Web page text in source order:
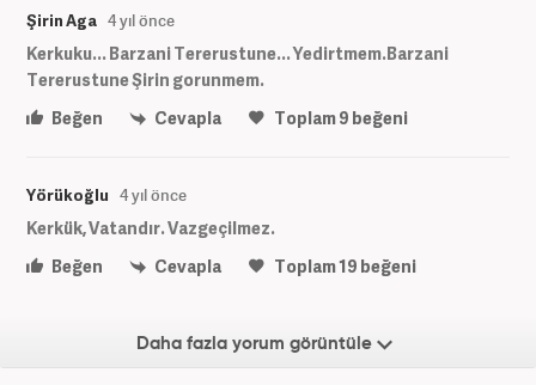
Şirin Aga 4 yıl önce
Kerkuku... Barzani Tererustune... Yedirtmem.Barzani
Tererustune Şirin gorunmem.
Beğen
Cevapla Toplam9 beğeni
Yörükoğlu 4 yıl önce
Kerkük, Vatandır. Vazgeçilmez.
Beğen
Cevapla Toplam19 beğeni
Daha fazla yorum görüntüle